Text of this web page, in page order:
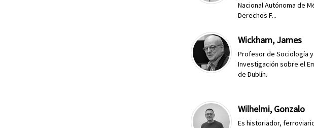
Nacional Autónoma de
Derechos F...
Wickham, James
Profesor de Sociología
Investigación sobre el
de Dublín.
Wilhelmi, Gonzalo
Es historiador,